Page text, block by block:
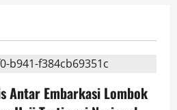
Antar Embarkasi Lombok